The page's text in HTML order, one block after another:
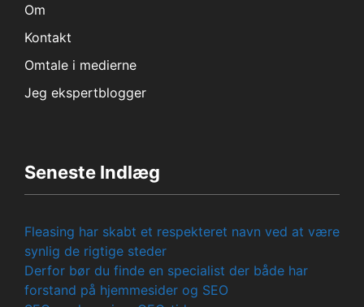
Om
Kontakt
Omtale i medierne
Jeg ekspertblogger
Seneste Indlæg
Fleasing har skabt et respekteret navn ved at være
synlig de rigtige steder
Derfor bør du finde en specialist der både har
forstand på hjemmesider og SEO